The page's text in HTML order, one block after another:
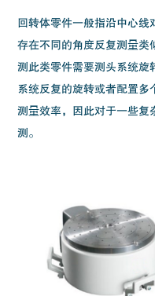
回转体零件一般指沿中心
存在不同的角度反复测量类
测此类零件需要测头系统旋
系统反复的旋转或者配置多
测量效率，因此对于一些复
测。